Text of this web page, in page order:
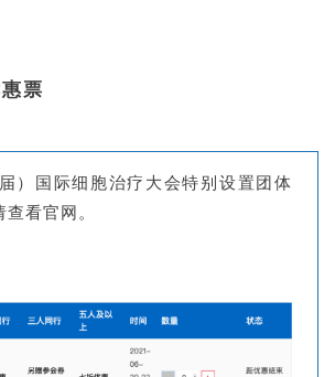
票
）国际细胞治疗大会特别设置团体
看官网。